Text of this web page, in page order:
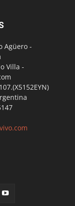
Agüero -
Villa -